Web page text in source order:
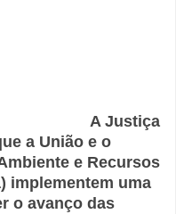
A Justiça
a União e o
e Recursos
implementem uma
o avanço das